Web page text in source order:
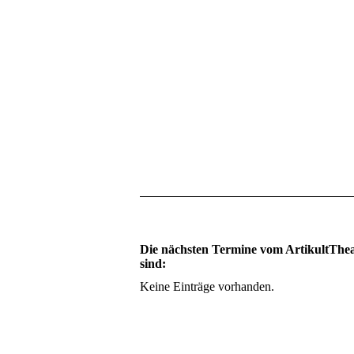
Die nächsten Termine vom
sind:
Keine Einträge vorhanden.